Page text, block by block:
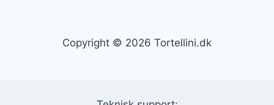
Copyright © 2026 Tortellini.dk